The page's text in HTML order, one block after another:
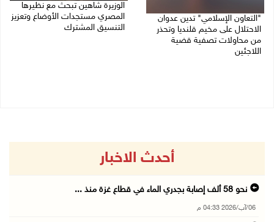
"التعاون الإسلامي" تدين عدوان
الاحتلال على مخيم قلنديا وتحذر
من محاولات تصفية قضية
اللاجئين
الوزيرة شاهين تبحث مع نظيرها
المصري مستجدات الأوضاع وتعزيز
التنسيق المشترك
أحدث الاخبار
نحو 58 ألف إصابة بجدري الماء في قطاع غزة منذ ...
06/آب/2026 04:33 م